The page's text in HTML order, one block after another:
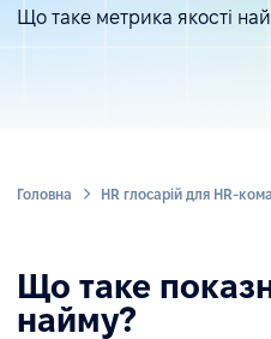
Що таке метрика якості
Головна HR глосарій для HR-
Що таке
найму?